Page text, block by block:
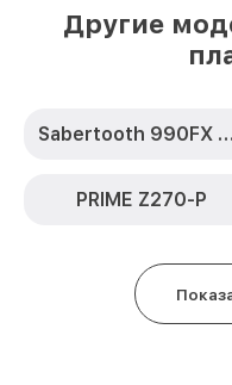
Другие
Sabertooth 990FX R2.0
PRIME Z270-P